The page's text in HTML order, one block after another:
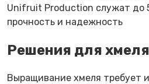
Unifruit Production служат до
прочность и надежность
Решения для хмеля
Выращивание хмеля требует